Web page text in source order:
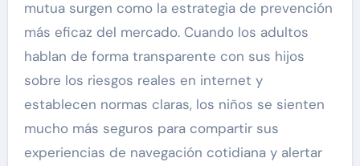
mutua surgen como la estrategia de prevención
más eficaz del mercado. Cuando los adultos
hablan de forma transparente con sus hijos
sobre los riesgos reales en internet y
establecen normas claras, los niños se sienten
mucho más seguros para compartir sus
experiencias de navegación cotidiana y alertar